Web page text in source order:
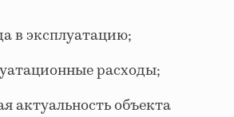
в эксплуатацию;
расходы;
актуальность объекта